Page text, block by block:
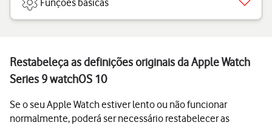
Funções básicas
Restabeleça as definições originais da Apple Watch
Series 9 watchOS 10
Se o seu Apple Watch estiver lento ou não funcionar
normalmente, poderá ser necessário restabelecer as